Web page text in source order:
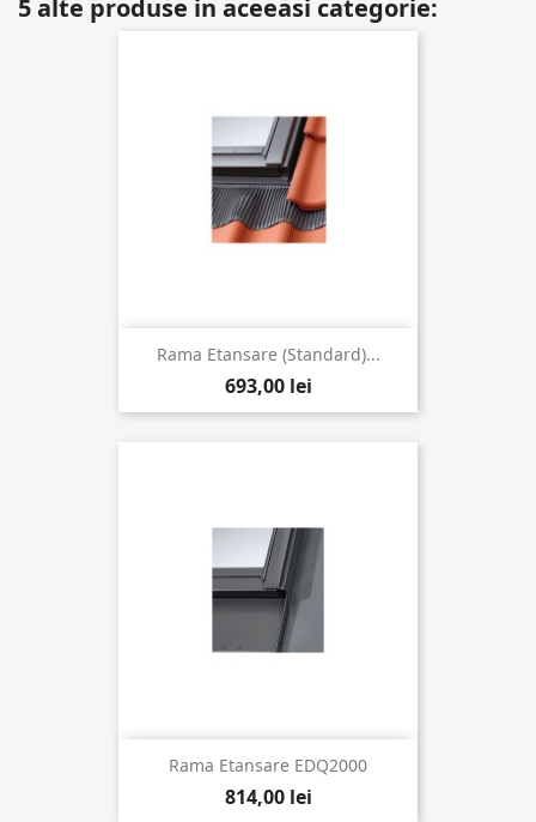
5 alte produse in aceeasi categorie:
Rama Etansare (Standard)...
693,00 lei
Rama Etansare EDQ2000
814,00 lei